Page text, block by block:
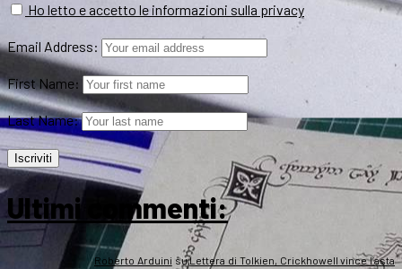
Ho letto e accetto le informazioni sulla privacy
Email Address:
First Name:
Last Name:
Ultimi commenti:
Roberto Arduini suLettera di Tolkien, Crickhowell vince l’asta